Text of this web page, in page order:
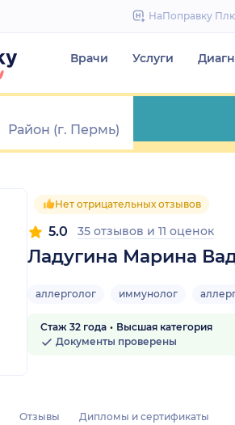
НаПоправку
Врачи Услуги
Нет отрицательных отзывов
Ладугина Марина
5.0 35 отзывов и 11 оценок
аллерголог иммунолог
Стаж 32 года
Высшая категория
Документы проверены
Отзывы Дипломы и сертификаты